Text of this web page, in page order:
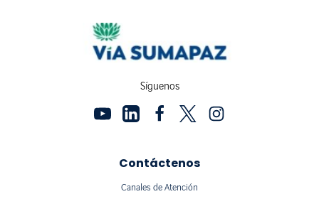
Síguenos
Contáctenos
Canales de Atención